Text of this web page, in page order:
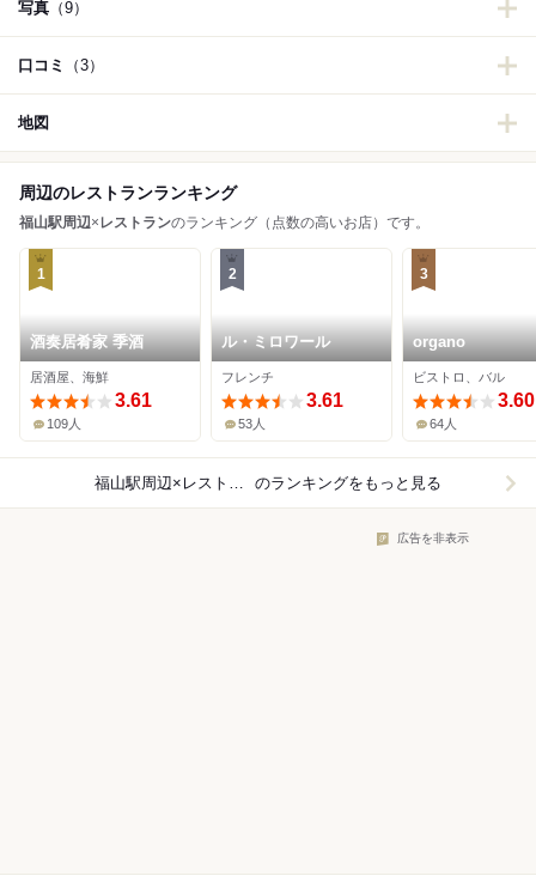
写真 （9）
口コミ （3）
地図
周辺のレストランランキング
福山駅周辺× レストランのランキング（点数の高いお店）です。
1
酒奏居肴家 季酒
居酒屋、海鮮
3.61
109人
2
ル・ミロワール
フレンチ
3.61
53人
3
organo
ビストロ、バル
3.60
64人
福山駅周辺×レストラン のランキングをもっと見る
広告を非表示